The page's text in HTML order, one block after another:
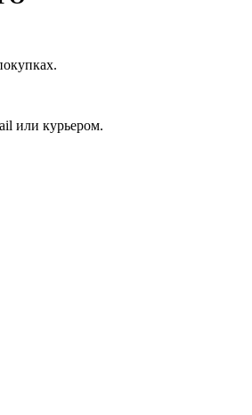
или курьером.